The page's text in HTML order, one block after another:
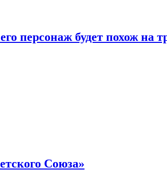
персонаж будет похож на
Союза»